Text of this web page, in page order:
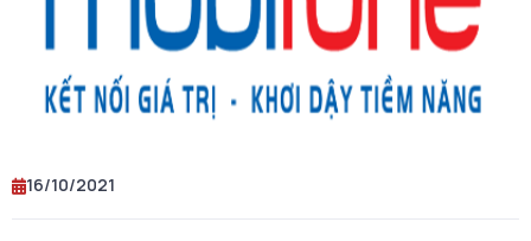
16/10/2021